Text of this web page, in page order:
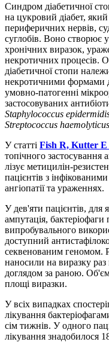
Синдром діабетичної
на цукровий діабет,
периферичних нервів,
суглобів. Воно створює
хронічних виразок,
некротичних процесів.
діабетичної стопи
некротичними формами
умовно-патогенні
застосовуваних
Staphylococcus
Strеptococcus haemolyticus
У статті Fish R, Kutter E
топічного застосування
лізує метицилін-
пацієнтів з
ангіопатії та ураженнях.
У дев'яти пацієнтів,
ампутація,
випробувального
доступний
секвенованим геномом.
наносили на виразку
доглядом за раною.
площі виразки.
У всіх випадках
лікування
сім тижнів. У одного
лікування знадобилося